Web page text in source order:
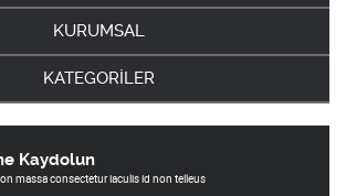
KURUMSAL
KATEGORİLER
Kaydolun
massa consectetur iaculis id non telleus